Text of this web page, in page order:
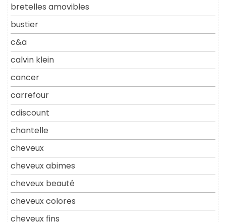
bretelles amovibles
bustier
c&a
calvin klein
cancer
carrefour
cdiscount
chantelle
cheveux
cheveux abimes
cheveux beauté
cheveux colores
cheveux fins